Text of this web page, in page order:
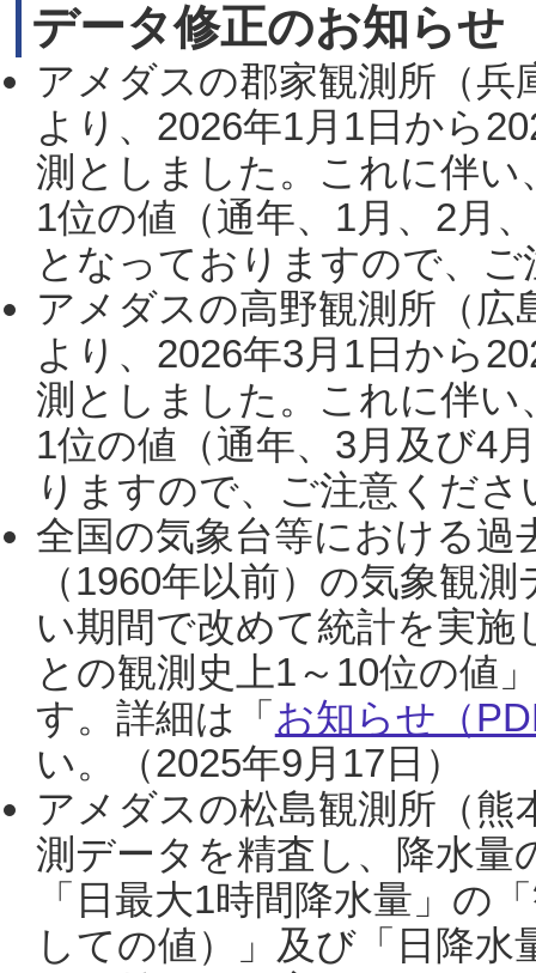
データ修正のお知らせ
アメダスの郡家観測所（
より、2026年1月1日から
測としました。これに伴い
1位の値（通年、1月、2月
となっておりますので、
アメダスの高野観測所（
より、2026年3月1日から
測としました。これに伴い
1位の値（通年、3月及び4
りますので、ご注意くだ
全国の気象台等における過
（1960年以前）の気象観
い期間で改めて統計を実
との観測史上1～10位の値
す。詳細は「 お知らせ（
い。（2025年9月17日）
アメダスの松島観測所（熊
測データを精査し、降水
「日最大1時間降水量」の
しての値）」及び「日降